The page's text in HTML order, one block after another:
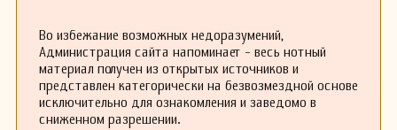
Во избежание возможных недоразумений,
Администрация сайта напоминает - весь нотный
материал получен из открытых источников и
представлен категорически на безвозмездной основе
исключительно для ознакомления и заведомо в
сниженном разрешении.